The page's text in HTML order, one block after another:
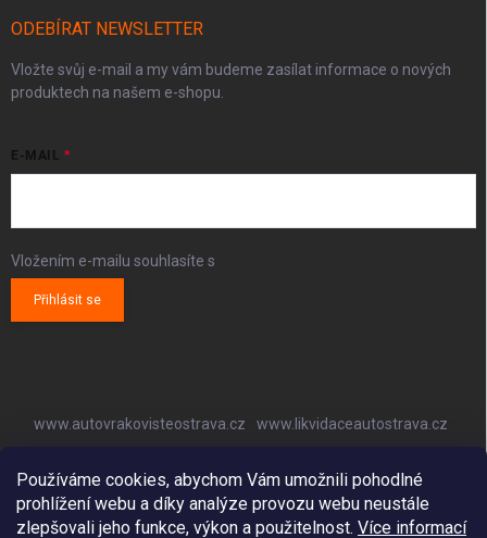
Používáme cookies, abychom Vám umožnili pohodlné
prohlížení webu a díky analýze provozu webu neustále
zlepšovali jeho funkce, výkon a použitelnost. Více informací
ODEBÍRAT NEWSLETTER
Vložte svůj e-mail a my vám budeme zasílat informace o nových
produktech na našem e-shopu.
E-MAIL
Vložením e-mailu souhlasíte s
Přihlásit se
www.autovrakovisteostrava.cz
www.likvidaceautostrava.cz